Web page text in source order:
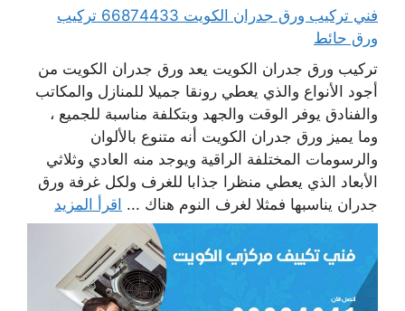
فني تركيب ورق جدران الكويت 66874433 تركيب
ورق حائط
تركيب ورق جدران الكويت يعد ورق جدران الكويت من
أجود الأنواع والذي يعطي رونقا جميلا للمنازل والمكاتب
والفنادق يوفر الوقت والجهد وبتكلفة مناسبة للجميع ،
وما يميز ورق جدران الكويت أنه متنوع بالألوان
والرسومات المختلفة الراقية ويوجد منه العادي وثلاثي
الأبعاد الذي يعطي منظرا جذابا للغرف ولكل غرفة ورق
جدران يناسبها فمثلا لغرف النوم هناك ... اقرأ المزيد